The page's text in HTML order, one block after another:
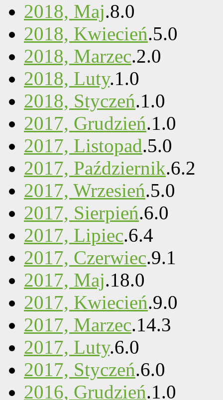
2018, Maj.8.0
2018, Kwiecień.5.0
2018, Marzec.2.0
2018, Luty.1.0
2018, Styczeń.1.0
2017, Grudzień.1.0
2017, Listopad.5.0
2017, Październik.6.2
2017, Wrzesień.5.0
2017, Sierpień.6.0
2017, Lipiec.6.4
2017, Czerwiec.9.1
2017, Maj.18.0
2017, Kwiecień.9.0
2017, Marzec.14.3
2017, Luty.6.0
2017, Styczeń.6.0
2016, Grudzień.1.0